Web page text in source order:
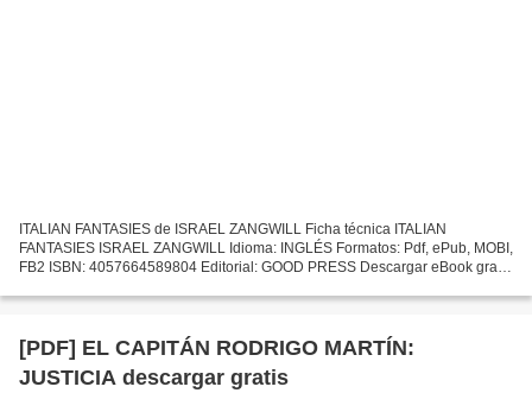
ITALIAN FANTASIES de ISRAEL ZANGWILL Ficha técnica ITALIAN
FANTASIES ISRAEL ZANGWILL Idioma: INGLÉS Formatos: Pdf, ePub, MOBI,
FB2 ISBN: 4057664589804 Editorial: GOOD PRESS Descargar eBook gratis
[PDF] EL CAPITÁN RODRIGO MARTÍN:
JUSTICIA descargar gratis